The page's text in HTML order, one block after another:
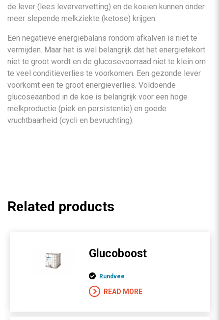
de lever (lees leververvetting) en de koeien kunnen onder
meer slepende melkziekte (ketose) krijgen.
Een negatieve energiebalans rondom afkalven is niet te
vermijden. Maar het is wel belangrijk dat het energietekort
niet te groot wordt en de glucosevoorraad niet te klein om
te veel conditieverlies te voorkomen. Een gezonde lever
voorkomt een te groot energieverlies. Voldoende
glucoseaanbod in de koe is belangrijk voor een hoge
melkproductie (piek en persistentie) en goede
vruchtbaarheid (cycli en bevruchting).
Related products
Glucoboost
Rundvee
READ MORE